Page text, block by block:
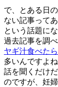
で、とある日
ない記事って
という話題に
過去記事を調べ
ヤギ汁食べた
多いんですよね
話を聞くだけ
のですが、妊